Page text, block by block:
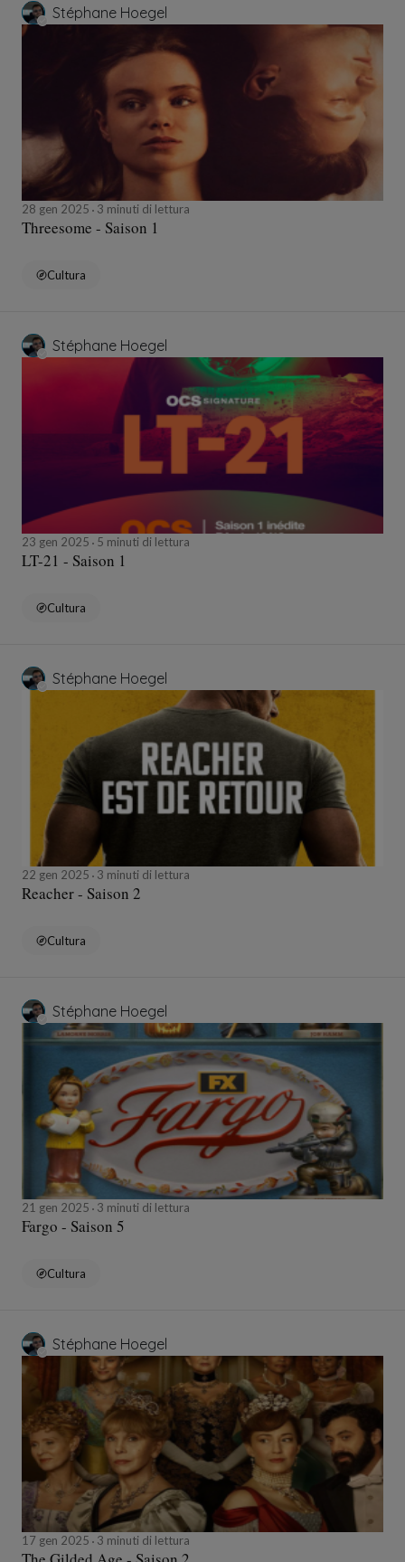
Stéphane Hoegel
28 gen 2025 3 minuti di lettura
Threesome - Saison 1
Cultura
Stéphane Hoegel
23 gen 2025 5 minuti di lettura
LT-21 - Saison 1
Cultura
Stéphane Hoegel
22 gen 2025 3 minuti di lettura
Reacher - Saison 2
Cultura
Stéphane Hoegel
21 gen 2025 3 minuti di lettura
Fargo - Saison 5
Cultura
Stéphane Hoegel
17 gen 2025 3 minuti di lettura